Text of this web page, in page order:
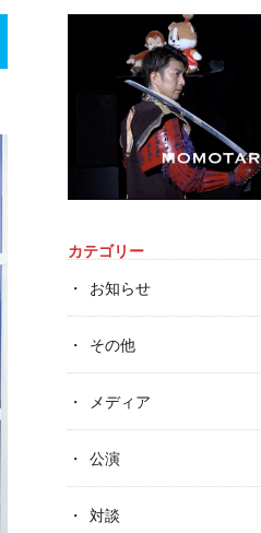
カテゴリー
お知らせ
その他
メディア
公演
対談